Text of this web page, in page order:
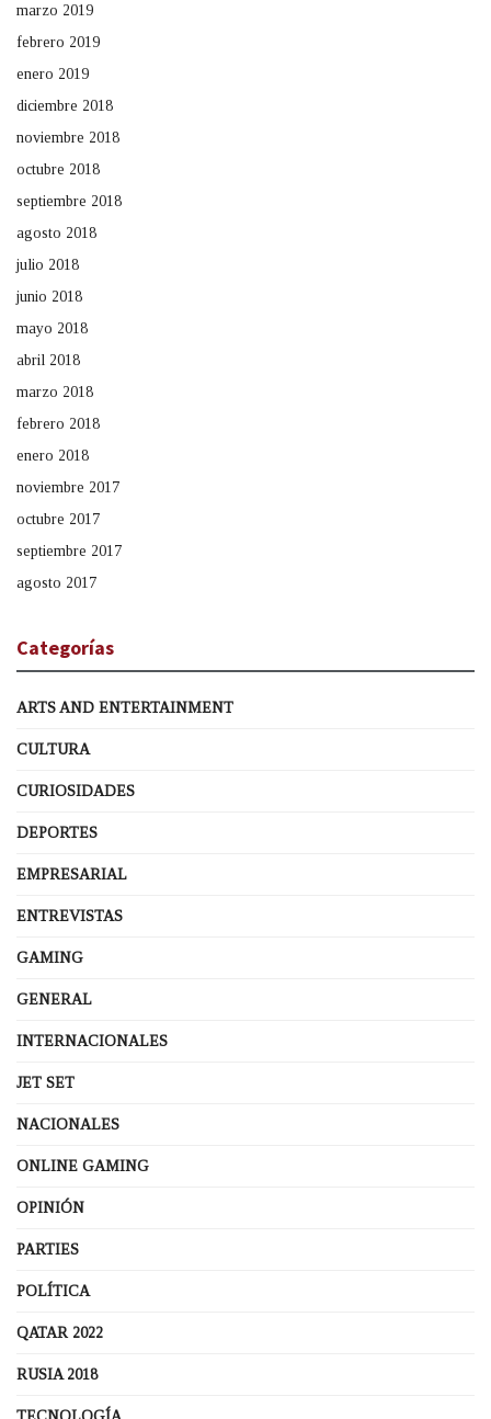
marzo 2019
febrero 2019
enero 2019
diciembre 2018
noviembre 2018
octubre 2018
septiembre 2018
agosto 2018
julio 2018
junio 2018
mayo 2018
abril 2018
marzo 2018
febrero 2018
enero 2018
noviembre 2017
octubre 2017
septiembre 2017
agosto 2017
Categorías
ARTS AND ENTERTAINMENT
CULTURA
CURIOSIDADES
DEPORTES
EMPRESARIAL
ENTREVISTAS
GAMING
GENERAL
INTERNACIONALES
JET SET
NACIONALES
ONLINE GAMING
OPINIÓN
PARTIES
POLÍTICA
QATAR 2022
RUSIA 2018